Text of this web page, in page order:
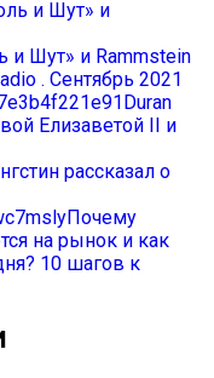
и Шут» и Rammstein
. Сентябрь 2021
Duran
Елизаветой II и
рассказал о
Почему
на рынок и как
10 шагов к